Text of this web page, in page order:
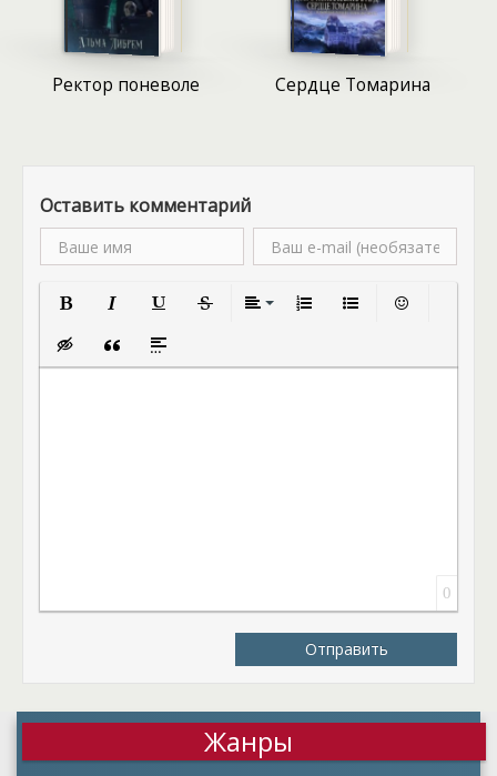
вызванная некими неведомыми магическими
флуктуациями, или же кто-то намеренно втягивает
ее в куда более сложную и опасную игру? Этот
вопрос не дает Александре покоя, требуя
фасадом академической жизни и придворных
интриг.
Ректор поневоле Сердце Томарина
Оставить комментарий
Полужирный Подчеркнутый
Вставка скрытого текста
Вставка цитаты
Вставка спойлера
0
Отправить
Жанры